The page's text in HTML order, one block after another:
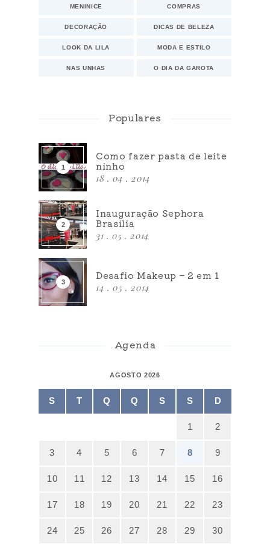
MENINICE COMPRAS
DECORAÇÃO DICAS DE BELEZA
LOOK DA LILA MODA E ESTILO
NAS UNHAS O DIA DA GAROTA
Populares
Como fazer pasta de leite
ninho
18 . 04 . 2014
Inauguração Sephora
Brasília
31 . 05 . 2014
Desafio Makeup – 2 em 1
14 . 05 . 2014
Agenda
AGOSTO 2026
S T Q Q S S D
1 2
3 4 5 6 7 8 9
10 11 12 13 14 15 16
17 18 19 20 21 22 23
24 25 26 27 28 29 30